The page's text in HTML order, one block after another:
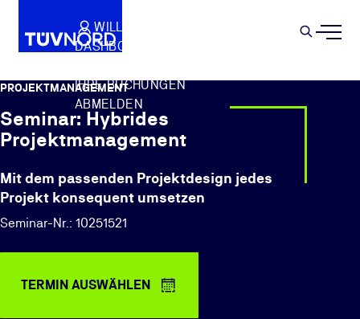
Springe zum Hauptinhalt
WILLKOMMEN
DASHBOARD
IHRE BUCHUNGEN
ABMELDEN
PROJEKTMANAGEMENT
Seminar: Hybrides
Projektmanagement
Mit dem passenden Projektdesign jedes
Projekt konsequent umsetzen
Seminar-Nr.: 10251521
TERMIN AUSWÄHLEN